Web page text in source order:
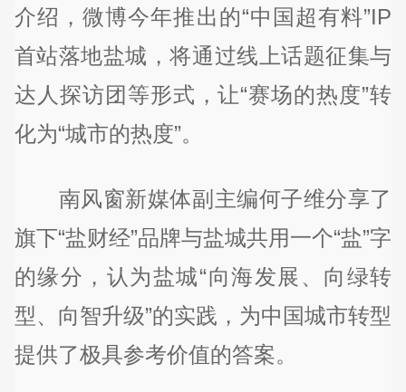
介绍，微博今年推出的“中国超有料”IP
首站落地盐城，将通过线上话题征集与
达人探访团等形式，让“赛场的热度”转
化为“城市的热度”。
南风窗新媒体副主编何子维分享了
旗下“盐财经”品牌与盐城共用一个“盐”字
的缘分，认为盐城“向海发展、向绿转
型、向智升级”的实践，为中国城市转型
提供了极具参考价值的答案。